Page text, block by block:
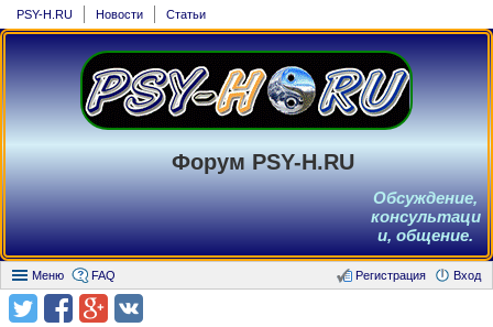
PSY-H.RU Новости Статьи
Форум PSY-H.RU
Обсуждение,
консультаци
и, общение.
Меню FAQ Вход
Регистрация